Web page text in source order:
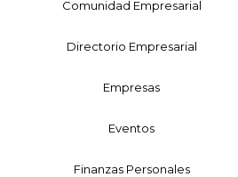
Comunidad Empresarial
Directorio Empresarial
Empresas
Eventos
Finanzas Personales